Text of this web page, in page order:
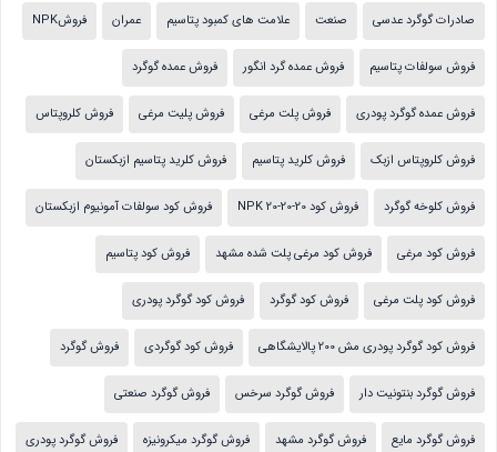
صادرات گوگرد عدسی صنعت علامت های کمبود پتاسیم عمران فروشNPK
فروش سولفات پتاسیم فروش عمده گرد انگور فروش عمده گوگرد
فروش عمده گوگرد پودری فروش پلت مرغی فروش پلیت مرغی فروش کلروپتاس
فروش کلروپتاس ازبک فروش کلرید پتاسیم فروش کلرید پتاسیم ازبکستان
فروش کلوخه گوگرد فروش کود NPK 20-20-20 فروش کود سولفات آمونیوم ازبکستان
فروش کود مرغی فروش کود مرغی پلت شده مشهد فروش کود پتاسیم
فروش کود پلت مرغی فروش کود گوگرد فروش کود گوگرد پودری
فروش کود گوگرد پودری مش 200 پالایشگاهی فروش کود گوگردی فروش گوگرد
فروش گوگرد بنتونیت دار فروش گوگرد سرخس فروش گوگرد صنعتی
فروش گوگرد مایع فروش گوگرد مشهد فروش گوگرد میکرونیزه فروش گوگرد پودری